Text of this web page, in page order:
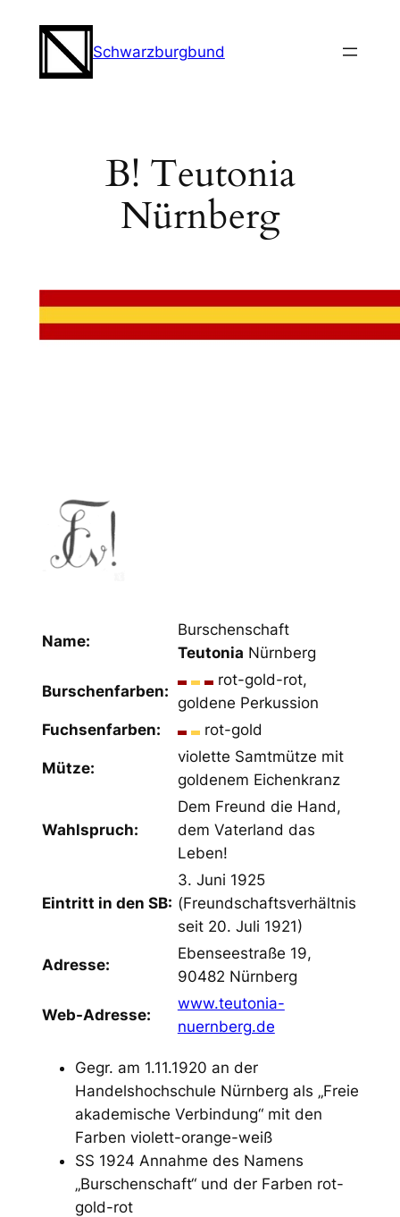
Schwarzburgbund
B! Teutonia
Nürnberg
Name:
Burschenschaft
Teutonia Nürnberg
Burschenfarben:
rot-gold-rot,
goldene Perkussion
Fuchsenfarben:
rot-gold
Mütze:
violette Samtmütze mit
goldenem Eichenkranz
Wahlspruch:
Dem Freund die Hand,
dem Vaterland das
Leben!
Eintritt in den SB:
3. Juni 1925
(Freundschaftsverhältnis
seit 20. Juli 1921)
Adresse:
Ebenseestraße 19,
90482 Nürnberg
Web-Adresse:
www.teutonia-
nuernberg.de
Gegr. am 1.11.1920 an der
Handelshochschule Nürnberg als „Freie
akademische Verbindung“ mit den
Farben violett-orange-weiß
SS 1924 Annahme des Namens
„Burschenschaft“ und der Farben rot-
gold-rot